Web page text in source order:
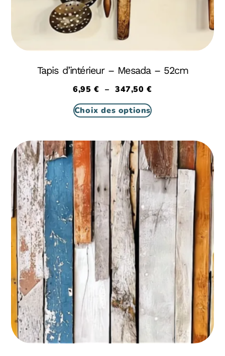
Tapis d’intérieur – Mesada – 52cm
6,95€ – 347,50€
Choix des options